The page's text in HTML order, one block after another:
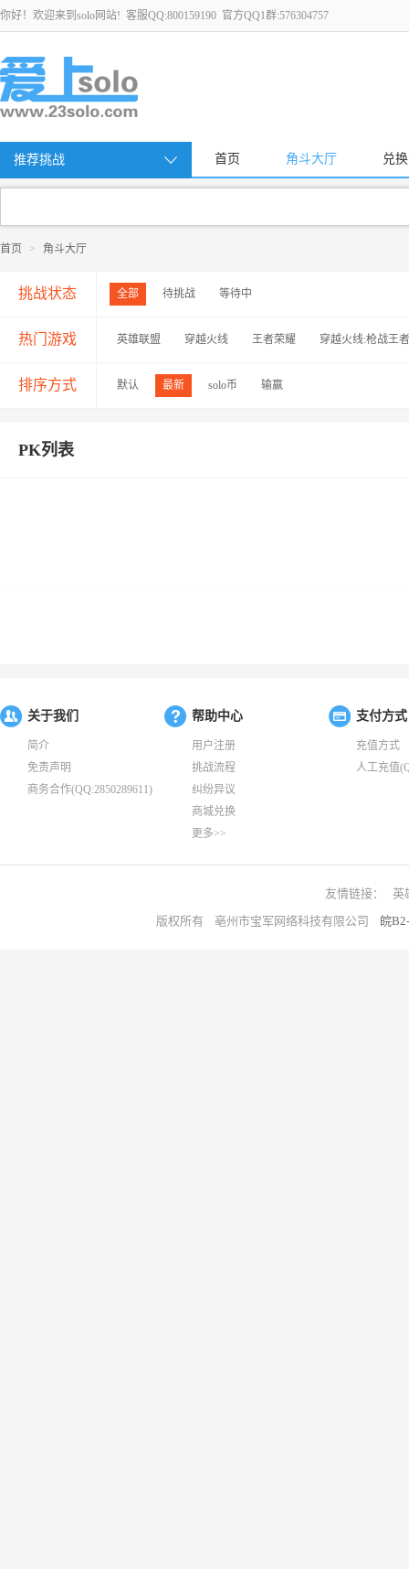
你好！欢迎来到solo网站! 客服QQ:800159190 官方QQ1群:576304757
推荐挑战 首页 角斗大厅 兑
首页 > 角斗大厅
挑战状态 全部 待挑战 等待中
热门游戏 英雄联盟 穿越火线 王者荣耀 穿越火线:枪战王者
排序方式 默认 最新 solo币 输赢
PK列表
关于我们
简介
免责声明
商务合作(QQ:2850289611)
帮助中心
用户注册
挑战流程
纠纷异议
商城兑换
更多>>
支付方式
充值方式
人工充值
友情链接：
英
版权所有 亳州市宝军网络科技有限公司 皖